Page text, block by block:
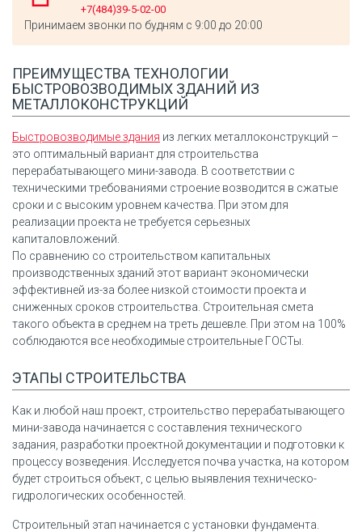
+7(484)39-5-02-00
Принимаем звонки по будням с 9:00 до 20:00
ПРЕИМУЩЕСТВА ТЕХНОЛОГИИ
БЫСТРОВОЗВОДИМЫХ ЗДАНИЙ ИЗ
МЕТАЛЛОКОНСТРУКЦИЙ
Быстровозводимые здания из легких металлоконструкций –
это оптимальный вариант для строительства
перерабатывающего мини-завода. В соответствии с
техническими требованиями строение возводится в сжатые
сроки и с высоким уровнем качества. При этом для
реализации проекта не требуется серьезных
капиталовложений.
По сравнению со строительством капитальных
производственных зданий этот вариант экономически
эффективней из-за более низкой стоимости проекта и
сниженных сроков строительства. Строительная смета
такого объекта в среднем на треть дешевле. При этом на 100%
соблюдаются все необходимые строительные ГОСТы.
ЭТАПЫ СТРОИТЕЛЬСТВА
Как и любой наш проект, строительство перерабатывающего
мини-завода начинается с составления технического
задания, разработки проектной документации и подготовки к
процессу возведения. Исследуется почва участка, на котором
будет строиться объект, с целью выявления техническо-
гидрологических особенностей.
Строительный этап начинается с установки фундамента.